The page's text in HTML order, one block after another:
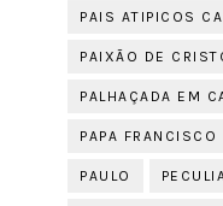
PAIS ATIPICOS
PAIXÃO DE
PALHAÇADA EM
PAPA FRANCISCO
PAULO